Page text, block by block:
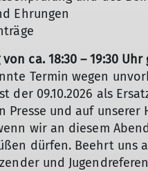
Ehrungen
ca. 18:30 – 19:30
Termin wegen
der 09.10.2026 als
und auf unserer
wir an diesem
dürfen. Beehrt uns
und